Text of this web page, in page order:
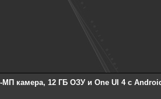
камера, 12 ГБ ОЗУ и One UI 4 с